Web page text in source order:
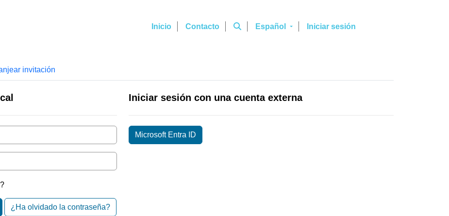
Inicio Contacto Español Iniciar sesión
invitación
¿Ha olvidado la contraseña?
Iniciar sesión con una cuenta externa
Microsoft Entra ID